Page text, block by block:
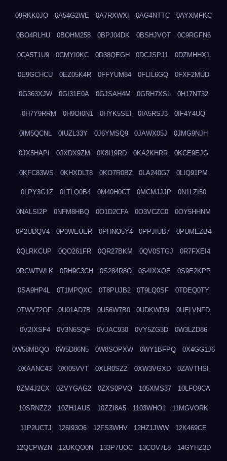
09RKK0JO 0A54G2WE 0A7RXWXI 0AG4NTTC 0AYXMFKC
0BO4RLHU 0BOHM258 0BPJ04DK 0BSHJVOT 0C9RGFN6
0CA5T1U9 0CMYI0KC 0D38QEGH 0DCJSPJ1 0DZMHHX1
0E9GCHCU 0EZ05K4R 0FFYUM84 0FLIL6GQ 0FXF2MUD
0G363XJW 0GI31E0A 0GJSAH4M 0GRH7XSL 0H17NT32
0H7Y9RRM 0H9OI0N1 0HYK5SEI 0IA5RSJ3 0IF4Y4UQ
0IM5QCNL 0IUZL33Y 0J6YMSQ9 0JAWX05J 0JMG9NJH
0JX5HAPI 0JXDX9ZM 0K8I19RD 0KA2KHRR 0KCE9EJG
0KFC83WS 0KHXDLT8 0KO7R0BZ 0LA240G7 0LIQ91PM
0LPY3G1Z 0LTLQ0B4 0M40H0CT 0MCMJJJP 0N1LZI50
0NALSI2P 0NFM8HBQ 0O1D2CFA 0O3VCZC0 0OY5HHNM
0P2UDQV4 0P3WEUER 0PHNO5Y4 0PPJIUB7 0PUMEZB4
0QLRKCUP 0QO261FR 0QR27BKM 0QV0STGJ 0R7FXEI4
0RCWTWLK 0RH9C3CH 0S284R8O 0S4IXXQE 0S9E2KPP
0SA9HP4L 0T1MPQXC 0T8PUJB2 0T9LQ0SF 0TDEQ0TY
0TWV72OF 0U01AD7B 0U56W7B0 0UDKWD5I 0UELVNFD
0V2IXSF4 0V3N6SQF 0VJAC930 0VY5ZG3D 0W3LZD86
0W58MBQO 0W5D86N5 0W8SOPXW 0WY1BFPQ 0X4GG1J6
0XAANC43 0XI05VVT 0XLR0SZZ 0XW3VGXD 0ZAVTHSI
0ZM4J2CX 0ZVYGAG2 0ZXS0PVO 105XMS37 10LFO9CA
10SRNZZ2 10ZH1AUS 10ZZI8A5 1103WHO1 11MGVORK
11P2UCTJ 126I93O6 12FS3WHV 12HZ1JWW 12K469CE
12QCPWZN 12UKQO0N 133P7UOC 13COV7L8 14GYHZ3D